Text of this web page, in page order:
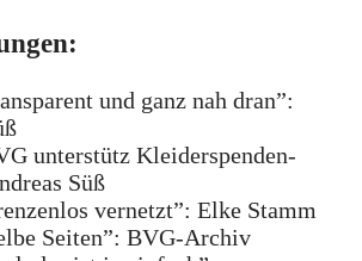
und ganz nah dran”:
unterstütz Kleiderspenden-
Süß
vernetzt”: Elke Stamm
Seiten”: BVG-Archiv